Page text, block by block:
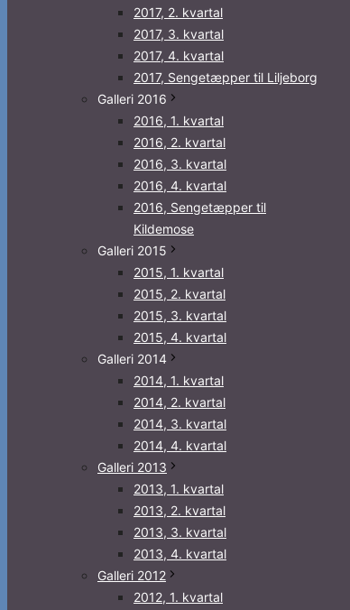
2017, 2. kvartal
2017, 3. kvartal
2017, 4. kvartal
2017, Sengetæpper til Liljeborg
Galleri 2016
2016, 1. kvartal
2016, 2. kvartal
2016, 3. kvartal
2016, 4. kvartal
2016, Sengetæpper til
Kildemose
Galleri 2015
2015, 1. kvartal
2015, 2. kvartal
2015, 3. kvartal
2015, 4. kvartal
Galleri 2014
2014, 1. kvartal
2014, 2. kvartal
2014, 3. kvartal
2014, 4. kvartal
Galleri 2013
2013, 1. kvartal
2013, 2. kvartal
2013, 3. kvartal
2013, 4. kvartal
Galleri 2012
2012, 1. kvartal